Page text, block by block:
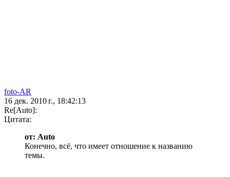
foto-AR
16 дек. 2010 г., 18:42:13
Re[Auto]:
Цитата:
от: Auto
Конечно, всё, что имеет отношение к названию
темы.